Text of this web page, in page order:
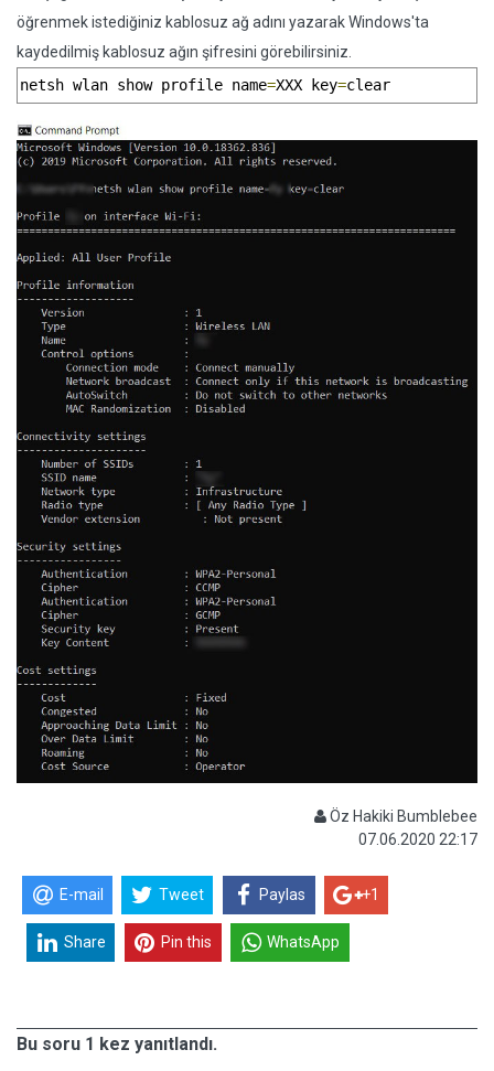
öğrenmek istediğiniz kablosuz ağ adını yazarak Windows'ta
kaydedilmiş kablosuz ağın şifresini görebilirsiniz.
netsh wlan show profile name=XXX key=clear
Öz Hakiki Bumblebee
07.06.2020 22:17
E-mail Tweet Paylas +1
Share Pin this WhatsApp
Bu soru 1 kez yanıtlandı.